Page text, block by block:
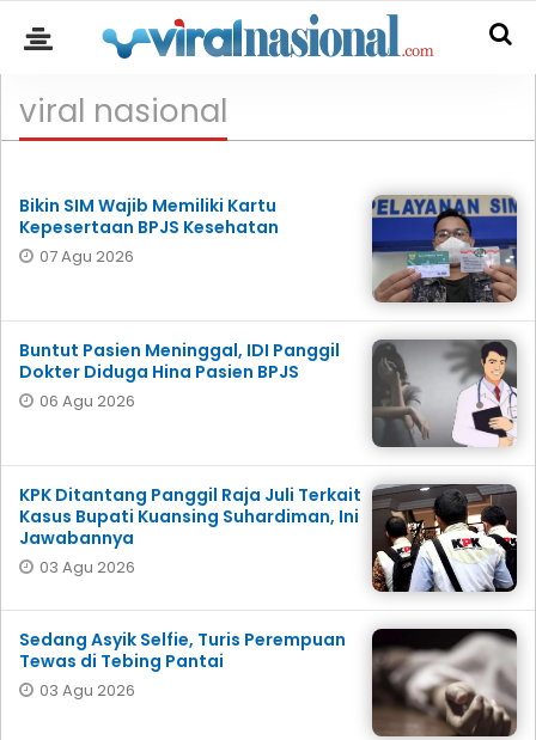
viral nasional
Bikin SIM Wajib Memiliki Kartu
Kepesertaan BPJS Kesehatan
07 Agu 2026
Buntut Pasien Meninggal, IDI Panggil
Dokter Diduga Hina Pasien BPJS
06 Agu 2026
KPK Ditantang Panggil Raja Juli Terkait
Kasus Bupati Kuansing Suhardiman, Ini
Jawabannya
03 Agu 2026
Sedang Asyik Selfie, Turis Perempuan
Tewas di Tebing Pantai
03 Agu 2026